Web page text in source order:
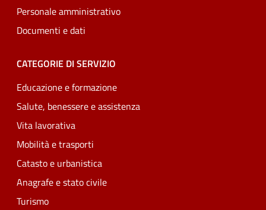
Personale amministrativo
Documenti e dati
CATEGORIE DI SERVIZIO
Educazione e formazione
Salute, benessere e assistenza
Vita lavorativa
Mobilità e trasporti
Catasto e urbanistica
Anagrafe e stato civile
Turismo